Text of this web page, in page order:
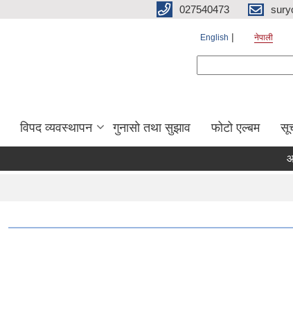
027540473
English नेपाली
विपद व्यवस्थापन गुनासो तथा सुझाव फोटो एल्बम